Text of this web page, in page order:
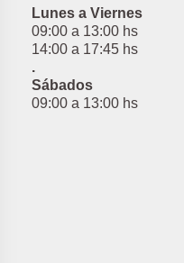
Lunes a Viernes
09:00 a 13:00 hs
14:00 a 17:45 hs
.
Sábados
09:00 a 13:00 hs